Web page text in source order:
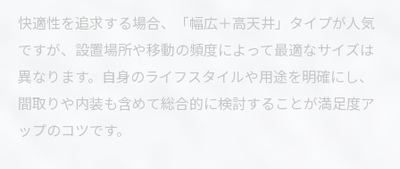
快適性を追求する場合、「幅広＋高天井」タイプが人気
ですが、設置場所や移動の頻度によって最適なサイズは
異なります。自身のライフスタイルや用途を明確にし、
間取りや内装も含めて総合的に検討することが満足度ア
ップのコツです。